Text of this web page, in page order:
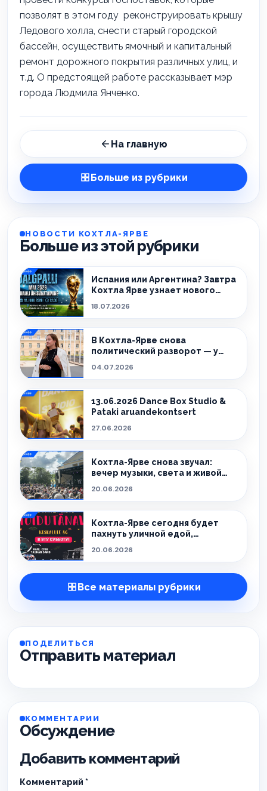
позволят в этом году реконструировать крышу
Ледового холла, снести старый городской
бассейн, осуществить ямочный и капитальный
ремонт дорожного покрытия различных улиц, и
т.д. О предстоящей работе рассказывает мэр
города Людмила Янченко.
На главную
Больше из рубрики
НОВОСТИ КОХТЛА-ЯРВЕ
Больше из этой рубрики
Испания или Аргентина? Завтра
Кохтла Ярве узнает нового
18.07.2026
В Кохтла-Ярве снова
политический разворот — у
04.07.2026
13.06.2026 Dance Box Studio &
Pataki aruandekontsert
27.06.2026
Кохтла-Ярве снова звучал:
вечер музыки, света и живой
20.06.2026
Кохтла-Ярве сегодня будет
пахнуть уличной едой,
20.06.2026
Все материалы рубрики
ПОДЕЛИТЬСЯ
Отправить материал
КОММЕНТАРИИ
Обсуждение
Добавить комментарий
Комментарий *